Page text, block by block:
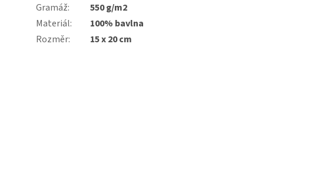
Gramáž:
550 g/m2
Materiál:
100% bavlna
Rozměr: 15 x 20 cm